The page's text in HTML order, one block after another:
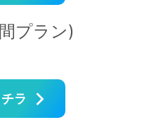
プラン)
ラ